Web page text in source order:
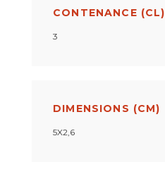
CONTENANCE (CL)
3
DIMENSIONS (CM)
5X2,6